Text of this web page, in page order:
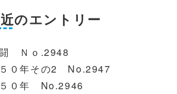
のエントリー
Ｎｏ.2948
０年その2 No.2947
５０年 No.2946